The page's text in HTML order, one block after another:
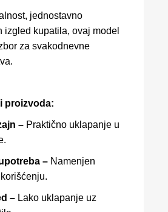
jednostavno
izgled kupatila, ovaj model
za svakodnevne
proizvoda:
– Praktično uklapanje u
– Namenjen
– Lako uklapanje uz